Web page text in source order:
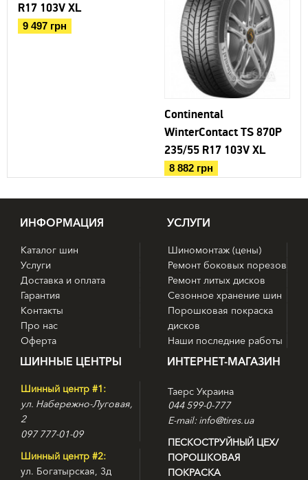
R17 103V XL
9 497 грн
Continental
WinterContact TS 870P
235/55 R17 103V XL
8 882 грн
ИНФОРМАЦИЯ
Каталог шин
Услуги
Доставка и оплата
Гарантия
Контакты
Про нас
Оферта
УСЛУГИ
Шиномонтаж (цены)
Ремонт боковых порезов
Ремонт литых дисков
Сезонное хранение шин
Порошковая покраска
дисков
Наши последние работы
ШИННЫЕ ЦЕНТРЫ
Шинный центр #1:
ул. Набережно-Луговая,
2
097 777-01-09
Шинный центр #2:
ул. Богатырская, 3д
ИНТЕРНЕТ-МАГАЗИН
Таерс Украина
044 599-0-777
E-mail: info@tires.ua
ПЕСКОСТРУЙНЫЙ ЦЕХ/
ПОРОШКОВАЯ
ПОКРАСКА